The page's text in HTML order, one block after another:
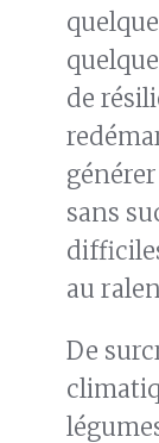
de
sans
au
De